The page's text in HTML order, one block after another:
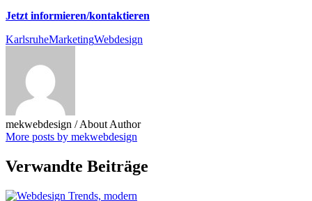
Jetzt informieren/kontaktieren
KarlsruheMarketingWebdesign
mekwebdesign / About Author
More posts by mekwebdesign
Verwandte Beiträge